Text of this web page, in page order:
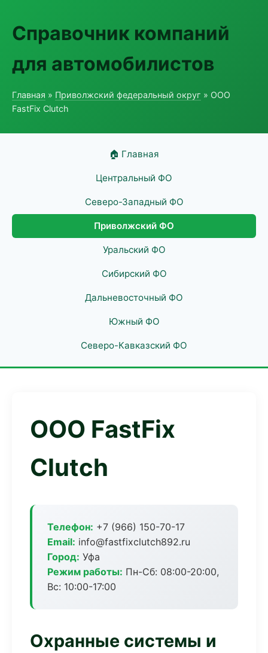
Справочник компаний
для автомобилистов
Главная » Приволжский федеральный округ » ООО
FastFix Clutch
🏠 Главная
Центральный ФО
Северо-Западный ФО
Приволжский ФО
Уральский ФО
Сибирский ФО
Дальневосточный ФО
Южный ФО
Северо-Кавказский ФО
ООО FastFix
Clutch
Телефон: +7 (966) 150-70-17
Email: info@fastfixclutch892.ru
Город: Уфа
Режим работы: Пн-Сб: 08:00-20:00,
Вс: 10:00-17:00
Охранные системы и